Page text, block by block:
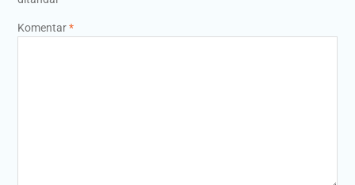
Komentar*